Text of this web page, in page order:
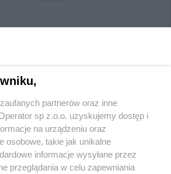
partnerów oraz inne
sp z.o.o. uzyskujemy dostęp i
na urządzeniu oraz
osobowe, takie jak unikalne
informacje wysyłane przez
przeglądania w celu zapewniania